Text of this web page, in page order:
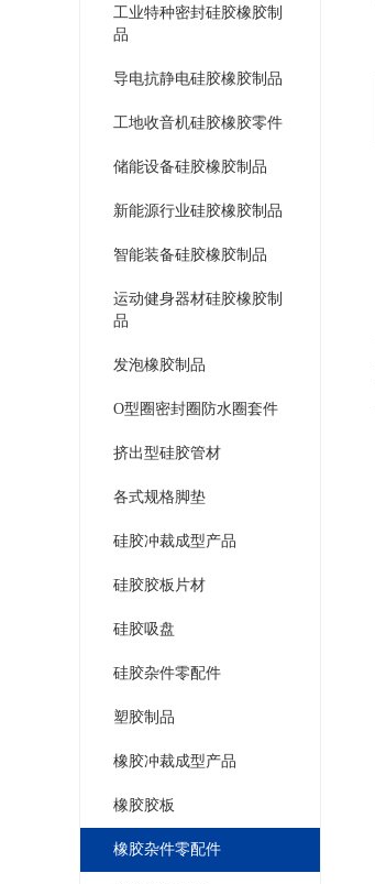
工业特种密封硅胶橡胶制
品
导电抗静电硅胶橡胶制品
工地收音机硅胶橡胶零件
储能设备硅胶橡胶制品
新能源行业硅胶橡胶制品
智能装备硅胶橡胶制品
运动健身器材硅胶橡胶制
品
发泡橡胶制品
O型圈密封圈防水圈套件
挤出型硅胶管材
各式规格脚垫
硅胶冲裁成型产品
硅胶胶板片材
硅胶吸盘
硅胶杂件零配件
塑胶制品
橡胶冲裁成型产品
橡胶胶板
橡胶杂件零配件